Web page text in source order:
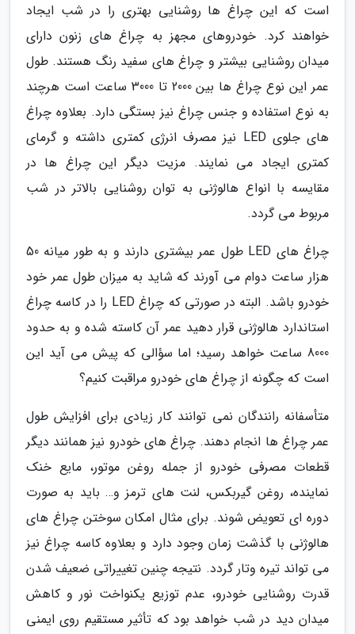
است که این چراغ ها روشنایی بهتری را در شب ایجاد
خواهند کرد. خودروهای مجهز به چراغ های زنون دارای
میدان روشنایی بیشتر و چراغ های سفید رنگ هستند. طول
عمر این نوع چراغ ها بین 2000 تا 3000 ساعت است هرچند
به نوع استفاده و جنس چراغ نیز بستگی دارد. بعلاوه چراغ
های جلوی LED نیز مصرف انرژی کمتری داشته و گرمای
کمتری ایجاد می نمایند. مزیت دیگر این چراغ ها در
مقایسه با انواع هالوژنی به توان روشنایی بالاتر در شب
مربوط می گردد.
چراغ های LED طول عمر بیشتری دارند و به طور میانه 50
هزار ساعت دوام می آورند که شاید به میزان طول عمر خود
خودرو باشد. البته در صورتی که چراغ LED را در کاسه چراغ
استاندارد هالوژنی قرار دهید عمر آن کاسته شده و به حدود
8000 ساعت خواهد رسید؛ اما سؤالی که پیش می آید این
است که چگونه از چراغ های خودرو مراقبت کنیم؟
متأسفانه رانندگان نمی توانند کار زیادی برای افزایش طول
عمر چراغ ها انجام دهند. چراغ های خودرو نیز همانند دیگر
قطعات مصرفی خودرو از جمله روغن موتور، مایع خنک
نماینده، روغن گیربکس، لنت های ترمز و… باید به صورت
دوره ای تعویض شوند. برای مثال امکان سوختن چراغ های
هالوژنی با گذشت زمان وجود دارد و بعلاوه کاسه چراغ نیز
می تواند تیره وتار گردد. نتیجه چنین تغییراتی ضعیف شدن
قدرت روشنایی خودرو، عدم توزیع یکنواخت نور و کاهش
میدان دید در شب خواهد بود که تأثیر مستقیم روی ایمنی